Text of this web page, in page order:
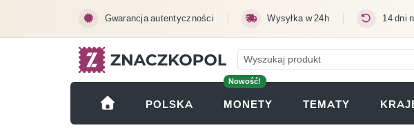
Gwarancja autentyczności Wysyłka w 24h 14 dni
POLSKA
Nowość!
MONETY (OTWIERA SIĘ W
TEMATY